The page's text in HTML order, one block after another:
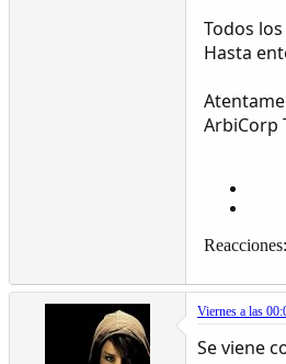
Todos
Hasta
ArbiCorp
Reacciones:
Viernes a las
Se viene